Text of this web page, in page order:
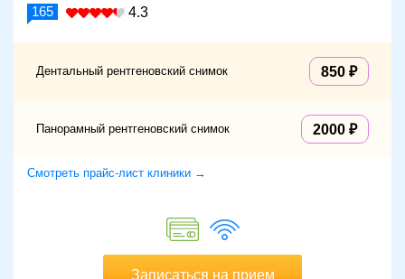
165 4.3
Дентальный рентгеновский снимок 850
Панорамный рентгеновский снимок 2000
Смотреть прайс-лист клиники →
Записаться на прием